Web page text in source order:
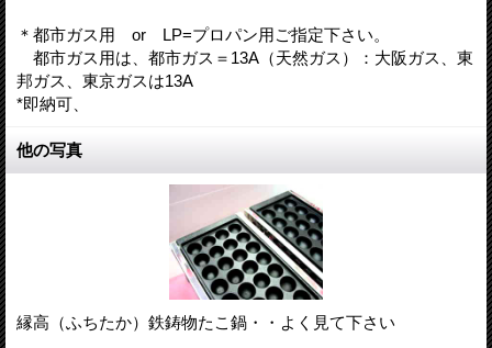
＊都市ガス用 or LP=プロパン用ご指定下さい。
都市ガス用は、都市ガス＝13A（天然ガス）：大阪ガス、東
邦ガス、東京ガスは13A
*即納可、
他の写真
縁高（ふちたか）鉄鋳物たこ鍋・・よく見て下さい